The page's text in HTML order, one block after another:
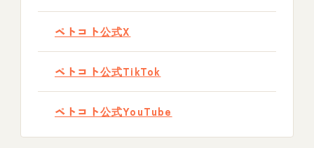
ペトコト公式X
ペトコト公式TikTok
ペトコト公式YouTube